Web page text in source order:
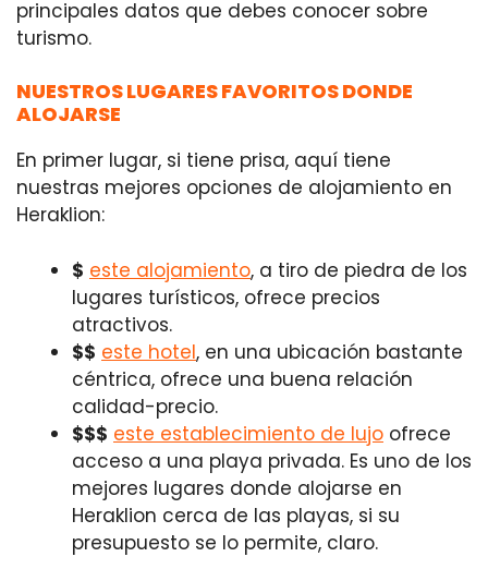
principales datos que debes conocer sobre
turismo.
NUESTROS LUGARES FAVORITOS DONDE
ALOJARSE
En primer lugar, si tiene prisa, aquí tiene
nuestras mejores opciones de alojamiento en
Heraklion:
$ este alojamiento, a tiro de piedra de los
lugares turísticos, ofrece precios
atractivos.
$$ este hotel, en una ubicación bastante
céntrica, ofrece una buena relación
calidad-precio.
$$$ este establecimiento de lujo ofrece
acceso a una playa privada. Es uno de los
mejores lugares donde alojarse en
Heraklion cerca de las playas, si su
presupuesto se lo permite, claro.